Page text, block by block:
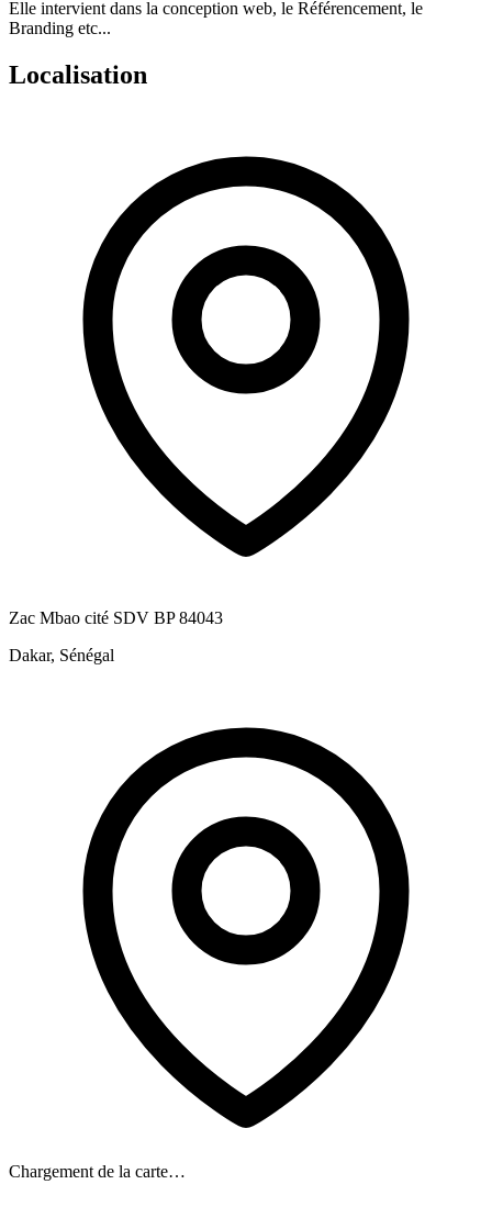
Elle intervient dans la conception web, le Référencement, le
Branding etc...
Localisation
Zac Mbao cité SDV BP 84043
Dakar, Sénégal
Chargement de la carte…